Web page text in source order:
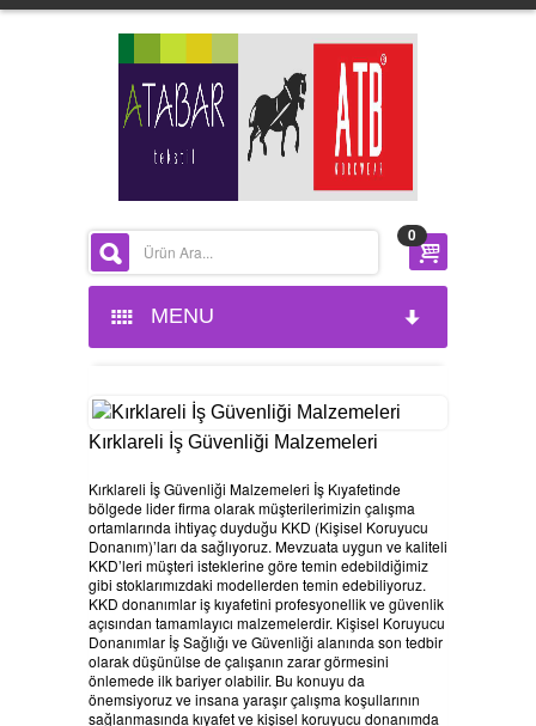
0
MENU
KURUMSAL
HAKKIMIZDA
BELGELERIMIZ
ÜRÜNLERİMİZ
HABERLER
Kırklareli İş Güvenliği Malzemeleri
Kırklareli İş Güvenliği Malzemeleri İş Kıyafetinde
bölgede lider firma olarak müşterilerimizin çalışma
ortamlarında ihtiyaç duyduğu KKD (Kişisel Koruyucu
Donanım)’ları da sağlıyoruz. Mevzuata uygun ve kaliteli
KKD’leri müşteri isteklerine göre temin edebildiğimiz
gibi stoklarımızdaki modellerden temin edebiliyoruz.
KKD donanımlar iş kıyafetini profesyonellik ve güvenlik
açısından tamamlayıcı malzemelerdir. Kişisel Koruyucu
Donanımlar İş Sağlığı ve Güvenliği alanında son tedbir
olarak düşünülse de çalışanın zarar görmesini
önlemede ilk bariyer olabilir. Bu konuyu da
önemsiyoruz ve insana yaraşır çalışma koşullarının
sağlanmasında kıyafet ve kişisel koruyucu donanımda